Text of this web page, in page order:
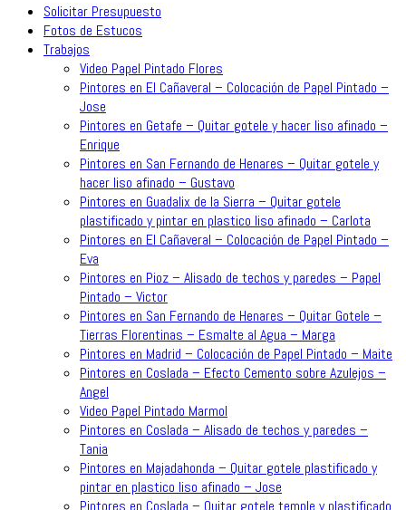
Solicitar Presupuesto
Fotos de Estucos
Trabajos
Video Papel Pintado Flores
Pintores en El Cañaveral – Colocación de Papel Pintado –
Jose
Pintores en Getafe – Quitar gotele y hacer liso afinado –
Enrique
Pintores en San Fernando de Henares – Quitar gotele y
hacer liso afinado – Gustavo
Pintores en Guadalix de la Sierra – Quitar gotele
plastificado y pintar en plastico liso afinado – Carlota
Pintores en El Cañaveral – Colocación de Papel Pintado –
Eva
Pintores en Pioz – Alisado de techos y paredes – Papel
Pintado – Victor
Pintores en San Fernando de Henares – Quitar Gotele –
Tierras Florentinas – Esmalte al Agua – Marga
Pintores en Madrid – Colocación de Papel Pintado – Maite
Pintores en Coslada – Efecto Cemento sobre Azulejos –
Angel
Video Papel Pintado Marmol
Pintores en Coslada – Alisado de techos y paredes –
Tania
Pintores en Majadahonda – Quitar gotele plastificado y
pintar en plastico liso afinado – Jose
Pintores en Coslada – Quitar gotele temple y plastificado